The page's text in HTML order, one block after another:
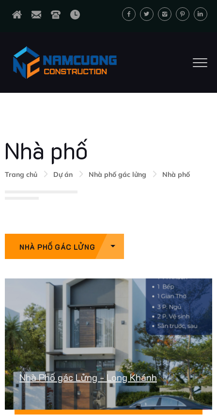
Nhà phố
Trang chủ Dự án Nhà phố gác lửng Nhà phố
NHÀ PHỐ GÁC LỬNG
Nhà Phố gác Lửng - Long Khánh